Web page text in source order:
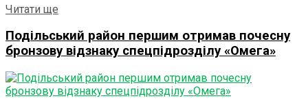
Читати ще
Подільський район першим отримав почесну
бронзову відзнаку спецпідрозділу «Омега»